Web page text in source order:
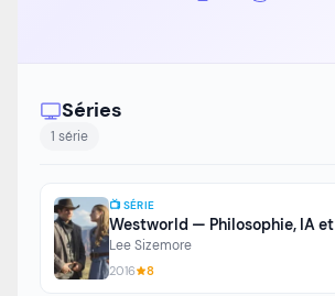
Séries
1 série
📺 SÉRIE
Westworld — Philosophie, IA
Lee Sizemore
2016 8